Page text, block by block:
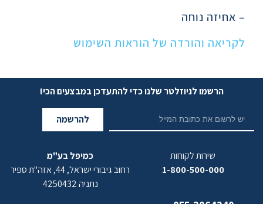
– אחיזה נוחה
לקריאה והורדה של הוראות השימוש
הרשמו לניוזלטר שלנו כדי להתעדכן במבצעים הכי!
להרשמה
שירות לקוחות
1-800-500-000
כמיפל בע"מ
רחוב גיבורי ישראל, 44, אזה"ת ספיר
נתניה 4250432